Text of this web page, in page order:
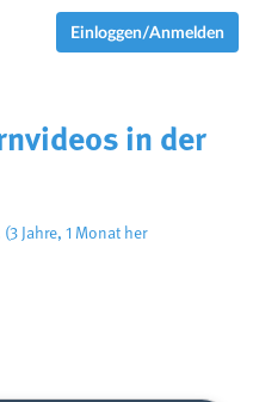
Einloggen/Anmelden
in der
(3 Jahre, 1 Monat her